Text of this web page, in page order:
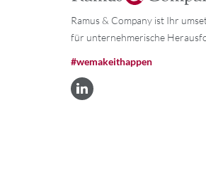
Ramus & Company ist Ihr
für unternehmerische
#wemakeithappen